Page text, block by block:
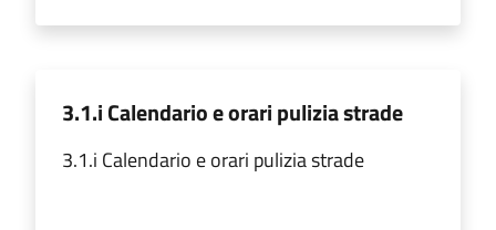
3.1.i Calendario e orari pulizia strade
3.1.i Calendario e orari pulizia strade